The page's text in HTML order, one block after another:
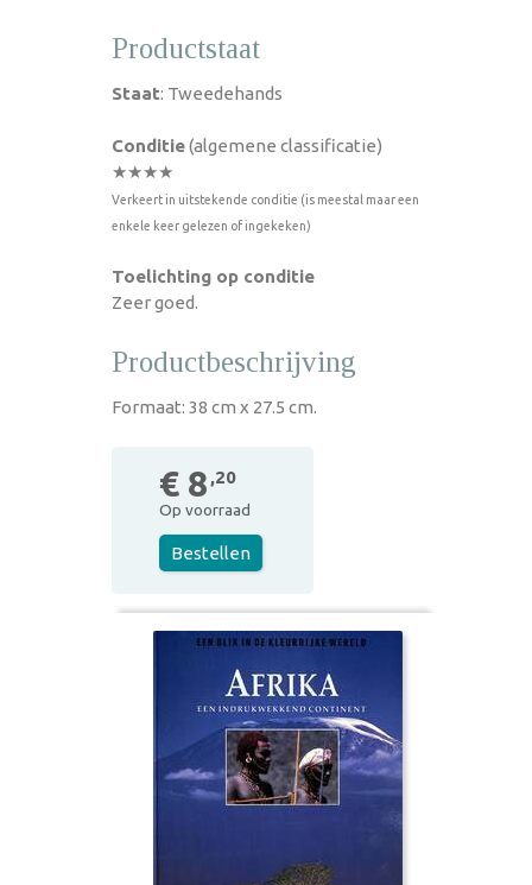
Productstaat
Staat: Tweedehands
Conditie(algemene classificatie)
★★★★
Verkeert in uitstekende conditie (is meestal maar een
enkele keer gelezen of ingekeken)
Toelichting op conditie
Zeer goed.
Productbeschrijving
Formaat: 38 cm x 27.5 cm.
€ 8 ,20
Op voorraad
Bestellen